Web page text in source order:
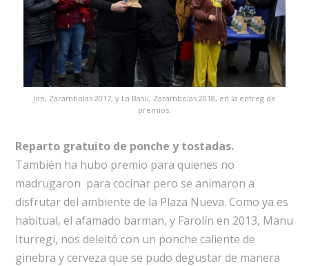
Jon, Zarambolas 2017, y La Basu, Zarambolas 2018, en la entreg de
premios.
Reparto gratuito de ponche y tostadas.
También ha hubo premio para quienes no
madrugaron para cocinar pero se animaron a
disfrutar del ambiente de la Plaza Nueva. Como ya es
habitual, el afamado barman, y Farolín en 2013, Manu
Iturregi, nos deleitó con un ponche caliente de
ginebra y cerveza que se pudo degustar de manera